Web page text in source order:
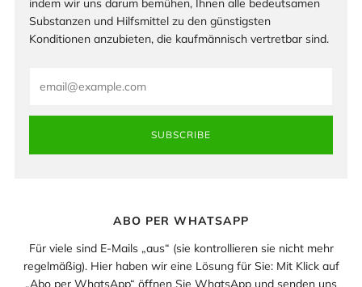
die eine Substanz oder Substanzmischung, die den
Alterungsprozess beeinflussen kann.
indem wir uns darum bemühen, Ihnen alle bedeutsamen
Email
SUBSCRIBE